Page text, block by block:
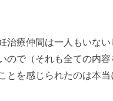
治療仲間は一人もいな
ので（それも全ての内
とを感じられたのは本